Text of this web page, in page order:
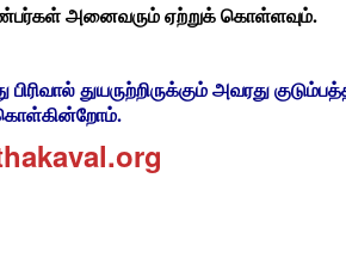
அனைவரும் ஏற்றுக் கொள்ளவும்.
துயருற்றிருக்கும் அவரது
கொள்கின்றோம்.